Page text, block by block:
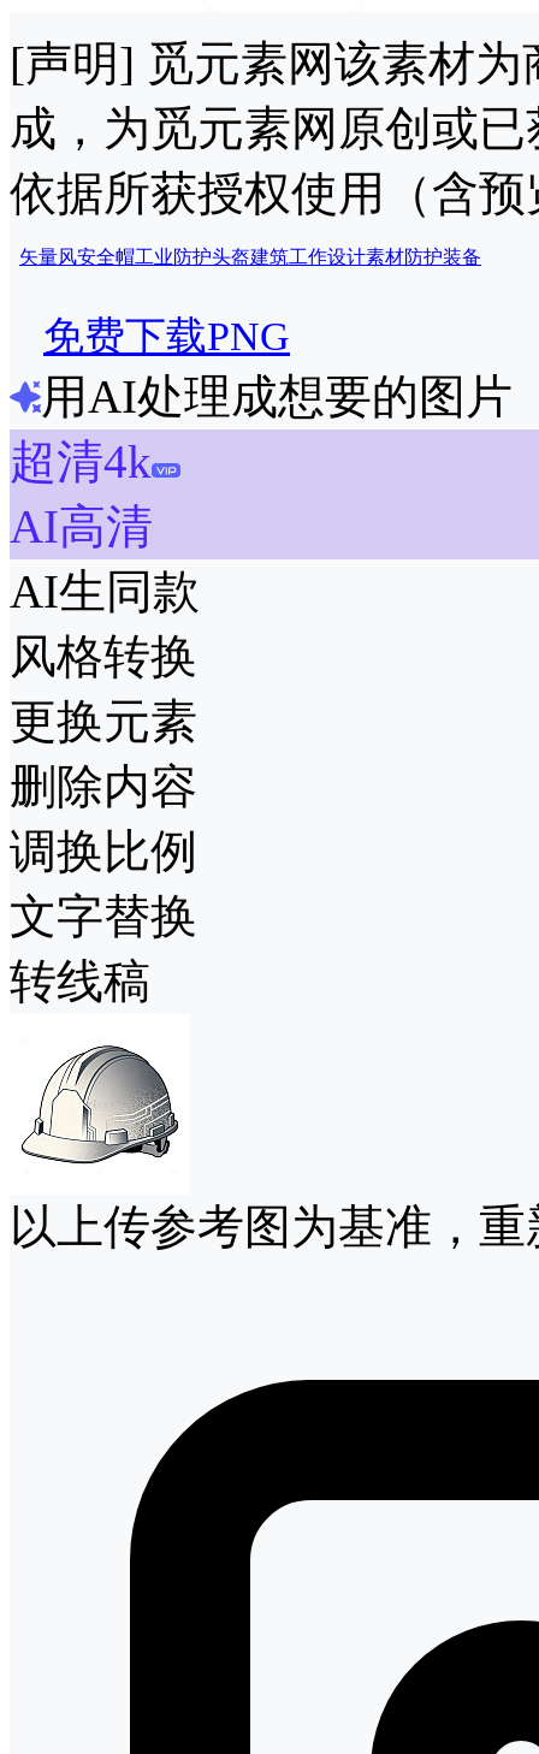
[声明] 觅元素网该素材
成，为觅元素网原创或
依据所获授权使用（含
矢量风安全帽工业防护头盔建筑工作设计素材防护装备
免费下载PNG
用AI处理成想要的图片
超清4k
AI高清
AI生同款
风格转换
更换元素
删除内容
调换比例
文字替换
转线稿
以上传参考图为基准，